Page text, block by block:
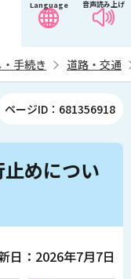
音声読み上げ
Language
手続き 道路・交通
ページID：681356918
めについ
日：2026年7月7日